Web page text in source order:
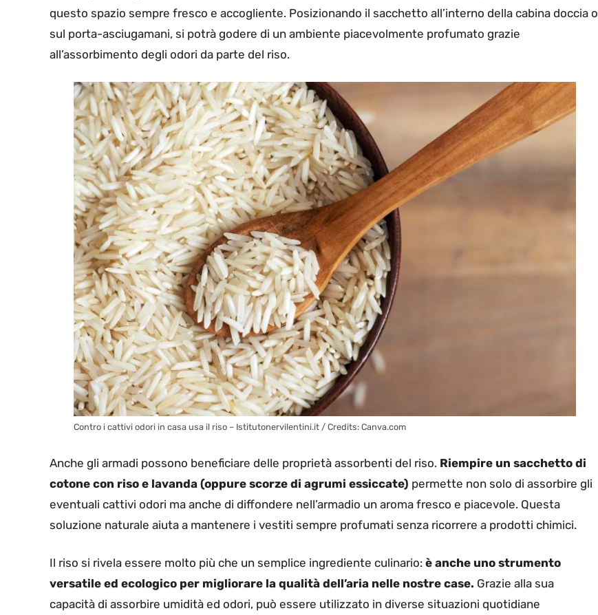
questo spazio sempre fresco e accogliente. Posizionando il sacchetto all’interno della cabina doccia o
sul porta-asciugamani, si potrà godere di un ambiente piacevolmente profumato grazie
all’assorbimento degli odori da parte del riso.
Contro i cattivi odori in casa usa il riso – Istitutonervilentini.it / Credits: Canva.com
Anche gli armadi possono beneficiare delle proprietà assorbenti del riso. Riempire un sacchetto di
cotone con riso e lavanda (oppure scorze di agrumi essiccate) permette non solo di assorbire gli
eventuali cattivi odori ma anche di diffondere nell’armadio un aroma fresco e piacevole. Questa
soluzione naturale aiuta a mantenere i vestiti sempre profumati senza ricorrere a prodotti chimici.
Il riso si rivela essere molto più che un semplice ingrediente culinario: è anche uno strumento
versatile ed ecologico per migliorare la qualità dell’aria nelle nostre case. Grazie alla sua
capacità di assorbire umidità ed odori, può essere utilizzato in diverse situazioni quotidiane